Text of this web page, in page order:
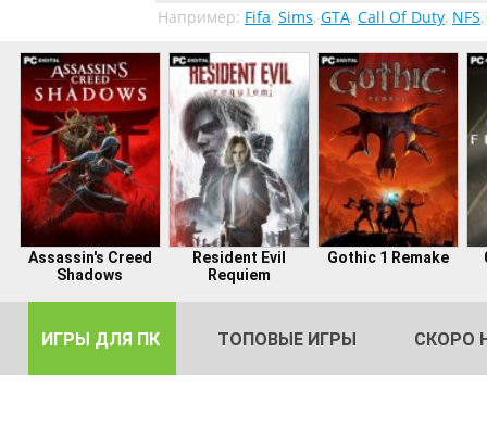
Например: Fifa, Sims, GTA, Call Of Duty, NFS,
Assassin's Creed
Shadows
Resident Evil
Requiem
Gothic 1 Remake
ИГРЫ ДЛЯ ПК ТОПОВЫЕ ИГРЫ СКОРО